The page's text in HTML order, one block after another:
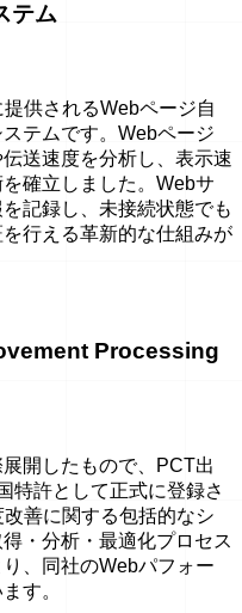
テム
供されるWebページ自
テムです。Webページ
送速度を分析し、表示速
確立しました。Webサ
記録し、未接続状態でも
行える革新的な仕組みが
Processing
開したもので、PCT出
特許として正式に登録さ
善に関する包括的なシ
・分析・最適化プロセス
、同社のWebパフォー
す。